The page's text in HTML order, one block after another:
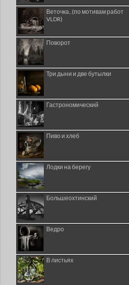
Веточка..(по мотивам работ
VLDR)
Поворот
Три дыни и две бутылки
Гастрономический
Пиво и хлеб
Лодки на берегу
Большеохтинский
Ведро
В листьях